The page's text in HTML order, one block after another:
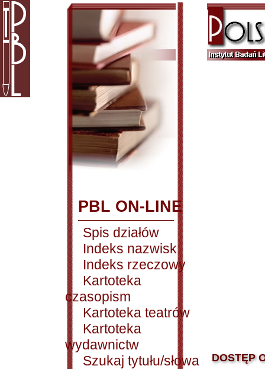
PBL ON-LINE
Spis działów
Indeks nazwisk
Indeks rzeczowy
Kartoteka
czasopism
Kartoteka teatrów
Kartoteka
wydawnictw
Szukaj tytułu/słowa
DOSTĘP